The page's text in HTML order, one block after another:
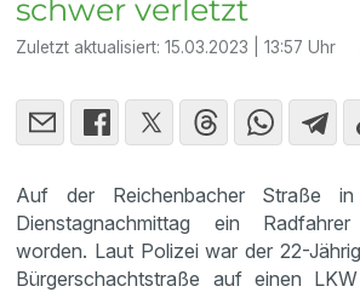
schwer verletzt
Zuletzt aktualisiert:15.03.2023 | 13:57 Uhr
Auf der Reichenbacher Straße
Dienstagnachmittag ein
worden. Laut Polizei war der 22-
Bürgerschachtstraße auf einen